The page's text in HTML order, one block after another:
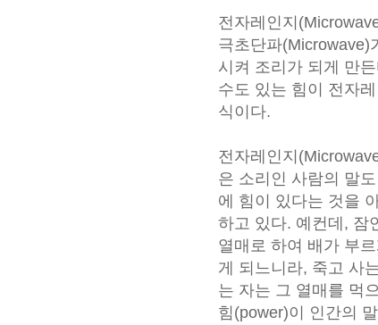
전자레인지
극초단파(Microwave)
시켜 조리가 되게 만
수도 있는 힘이 전자
식이다.
전자레인지
은 소리인 사람의 말
에 힘이 있다는 것을
하고 있다. 예컨데, 잠
열매로 하여 배가 부
게 되느니라, 죽고 사
는 자는 그 열매를 먹
힘(power)이 인간의